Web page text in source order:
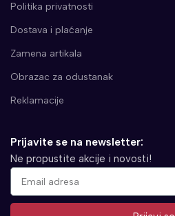
Politika privatnosti
Dostava i plaćanje
Zamena artikala
Obrazac za odustanak
Reklamacije
Prijavite se na newsletter:
Ne propustite akcije i novosti!